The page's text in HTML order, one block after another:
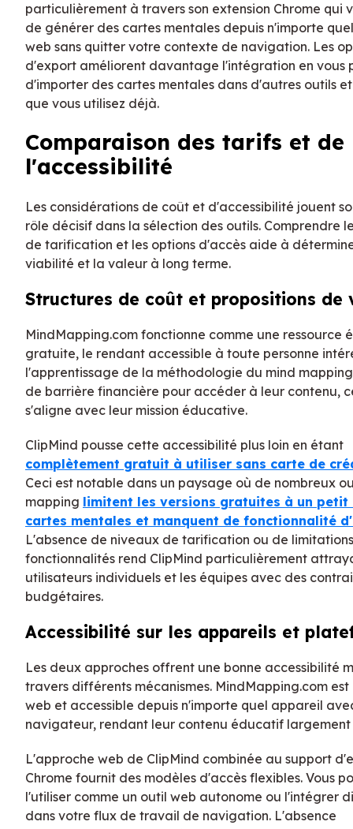
particulièrement à travers son extension Chrome qui
de générer des cartes mentales depuis n'importe
web sans quitter votre contexte de navigation. Les
d'export améliorent davantage l'intégration en vous
d'importer des cartes mentales dans d'autres outils
que vous utilisez déjà.
Comparaison des tarifs et de
l'accessibilité
Les considérations de coût et d'accessibilité jouent
rôle décisif dans la sélection des outils. Comprendre
de tarification et les options d'accès aide à
viabilité et la valeur à long terme.
Structures de coût et propositions de
MindMapping.com fonctionne comme une ressource
gratuite, le rendant accessible à toute personne
l'apprentissage de la méthodologie du mind
de barrière financière pour accéder à leur contenu,
s'aligne avec leur mission éducative.
ClipMind pousse cette accessibilité plus loin en étant
complètement gratuit à utiliser sans carte de
Ceci est notable dans un paysage où de nombreux
mapping limitent les versions gratuites à un petit
cartes mentales et manquent de fonctionnalité
L'absence de niveaux de tarification ou de
fonctionnalités rend ClipMind particulièrement
utilisateurs individuels et les équipes avec des
budgétaires.
Accessibilité sur les appareils et
Les deux approches offrent une bonne accessibilité
travers différents mécanismes. MindMapping.com est
web et accessible depuis n'importe quel appareil
navigateur, rendant leur contenu éducatif largement
L'approche web de ClipMind combinée au support
Chrome fournit des modèles d'accès flexibles. Vous
l'utiliser comme un outil web autonome ou l'intégrer
dans votre flux de travail de navigation. L'absence